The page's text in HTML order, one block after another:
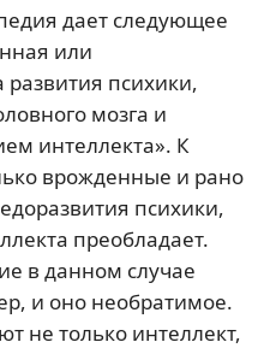
дает следующее
или
психики,
мозга и
интеллекта». К
врожденные и рано
психики,
преобладает.
в данном случае
и оно необратимое.
не только интеллект,